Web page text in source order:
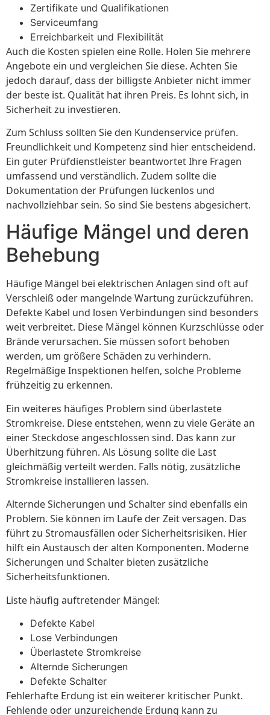
Zertifikate und Qualifikationen
Serviceumfang
Erreichbarkeit und Flexibilität
Auch die Kosten spielen eine Rolle. Holen Sie mehrere
Angebote ein und vergleichen Sie diese. Achten Sie
jedoch darauf, dass der billigste Anbieter nicht immer
der beste ist. Qualität hat ihren Preis. Es lohnt sich, in
Sicherheit zu investieren.
Zum Schluss sollten Sie den Kundenservice prüfen.
Freundlichkeit und Kompetenz sind hier entscheidend.
Ein guter Prüfdienstleister beantwortet Ihre Fragen
umfassend und verständlich. Zudem sollte die
Dokumentation der Prüfungen lückenlos und
nachvollziehbar sein. So sind Sie bestens abgesichert.
Häufige Mängel und deren
Behebung
Häufige Mängel bei elektrischen Anlagen sind oft auf
Verschleiß oder mangelnde Wartung zurückzuführen.
Defekte Kabel und losen Verbindungen sind besonders
weit verbreitet. Diese Mängel können Kurzschlüsse oder
Brände verursachen. Sie müssen sofort behoben
werden, um größere Schäden zu verhindern.
Regelmäßige Inspektionen helfen, solche Probleme
frühzeitig zu erkennen.
Ein weiteres häufiges Problem sind überlastete
Stromkreise. Diese entstehen, wenn zu viele Geräte an
einer Steckdose angeschlossen sind. Das kann zur
Überhitzung führen. Als Lösung sollte die Last
gleichmäßig verteilt werden. Falls nötig, zusätzliche
Stromkreise installieren lassen.
Alternde Sicherungen und Schalter sind ebenfalls ein
Problem. Sie können im Laufe der Zeit versagen. Das
führt zu Stromausfällen oder Sicherheitsrisiken. Hier
hilft ein Austausch der alten Komponenten. Moderne
Sicherungen und Schalter bieten zusätzliche
Sicherheitsfunktionen.
Liste häufig auftretender Mängel:
Defekte Kabel
Lose Verbindungen
Überlastete Stromkreise
Alternde Sicherungen
Defekte Schalter
Fehlerhafte Erdung ist ein weiterer kritischer Punkt.
Fehlende oder unzureichende Erdung kann zu